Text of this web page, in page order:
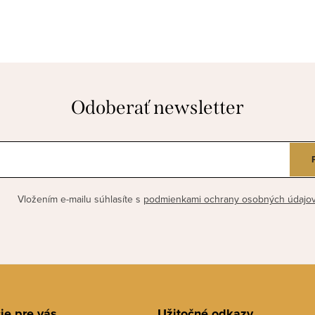
Odoberať newsletter
Vložením e-mailu súhlasíte s podmienkami ochrany osobných